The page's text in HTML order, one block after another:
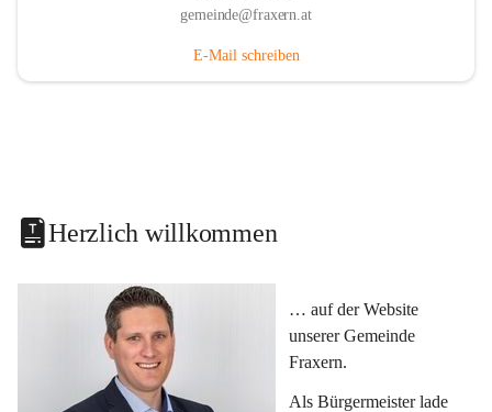
gemeinde@fraxern.at
E-Mail schreiben
Herzlich willkommen
… auf der Website
unserer Gemeinde
Fraxern.
Als Bürgermeister lade